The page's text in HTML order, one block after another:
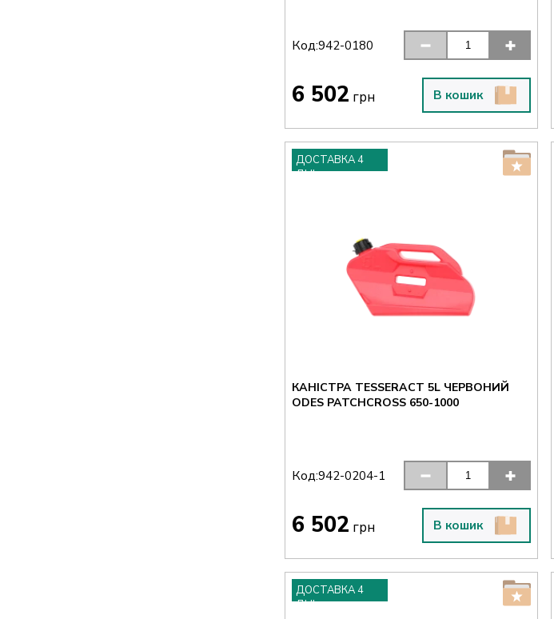
Код:942-0180
6 502 грн В кошик
ДОСТАВКА 4
ДНІ
КАНІСТРА TESSERACT 5L ЧЕРВОНИЙ
ODES PATCHCROSS 650-1000
Код:942-0204-1
6 502 грн В кошик
ДОСТАВКА 4
ДНІ